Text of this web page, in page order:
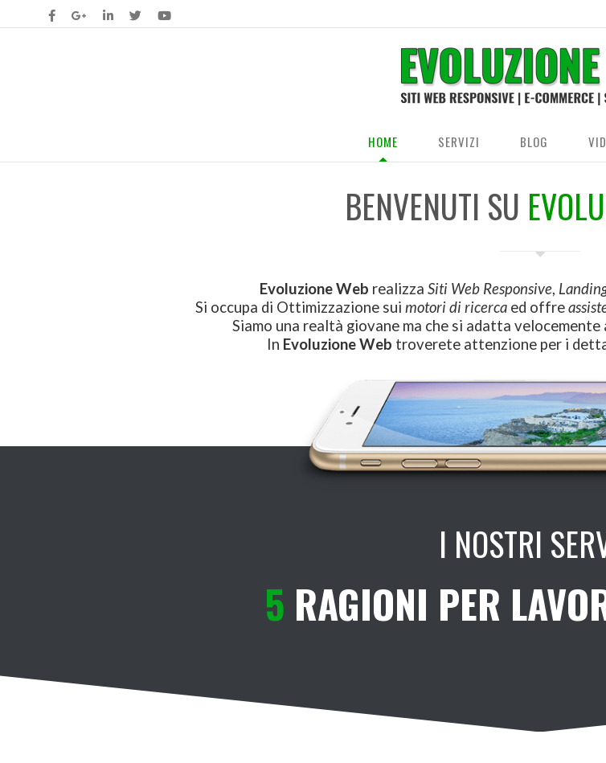
HOME SERVIZI BLOG
BENVENUTI SU
Evoluzione Web realizza Siti Web Responsive,
Si occupa di Ottimizzazione sui motori di ricercaed offre
Siamo una realtà giovane ma che si adatta
In Evoluzione Web troverete attenzione per i
I NOSTRI
5 RAGIONI PER